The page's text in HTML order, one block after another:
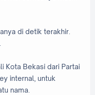
di detik terakhir.
Kota Bekasi dari Partai
internal, untuk
nama.